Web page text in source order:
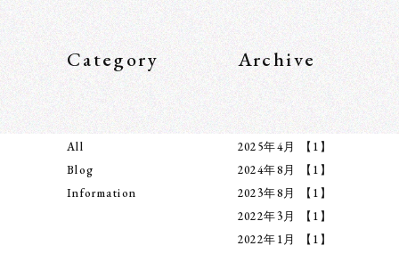
Category
All
Blog
Information
Archive
2025年4月
【1】
2024年8月
【1】
2023年8月
【1】
2022年3月
【1】
2022年1月
【1】